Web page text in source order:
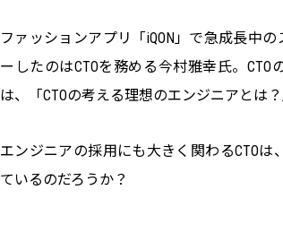
ファッションアプリ「iQON」で急成長中
ーしたのはCTOを務める今村雅幸氏。
は、「CTOの考える理想のエンジニアとは
エンジニアの採用にも大きく関わるCTO
ているのだろうか？